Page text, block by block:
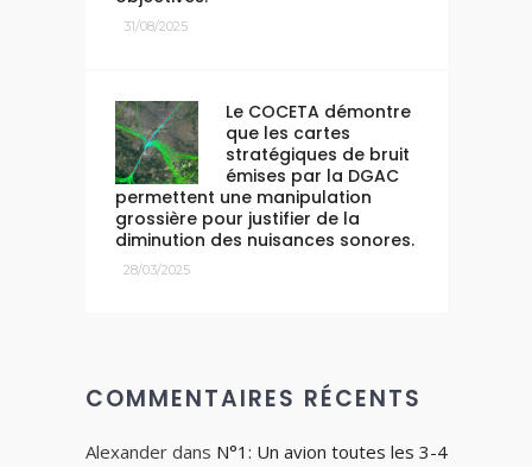
31/08/2025
Le COCETA démontre
que les cartes
stratégiques de bruit
émises par la DGAC
permettent une manipulation
grossière pour justifier de la
diminution des nuisances sonores.
28/03/2025
COMMENTAIRES RÉCENTS
Alexanderdans N°1: Un avion toutes les 3-4